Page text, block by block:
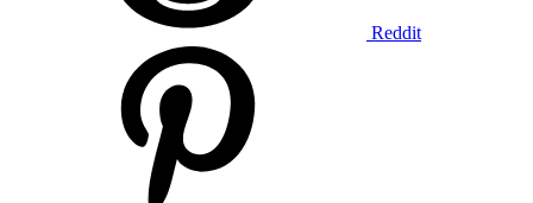
Reddit